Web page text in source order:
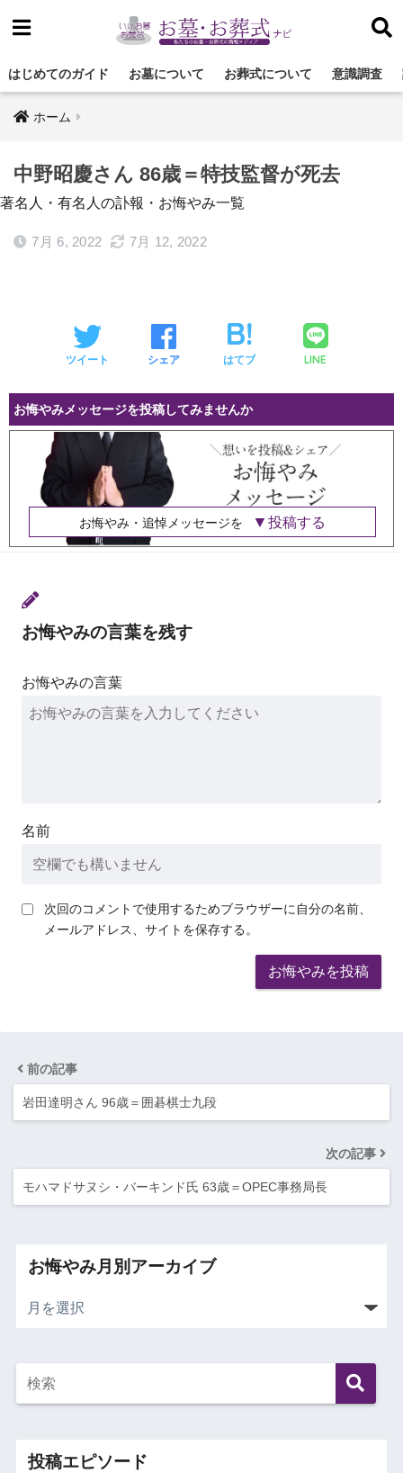
はじめてのガイド お墓について お葬式について 意識調査
ホーム
中野昭慶さん 86歳＝特技監督が死去
著名人・有名人の訃報・お悔やみ一覧
7月 6, 2022 7月 12, 2022
ツイート シェア はてブ LINE
お悔やみメッセージを投稿してみませんか
お悔やみ・追悼メッセージを 投稿する
お悔やみの言葉を残す
お悔やみの言葉
名前
次回のコメントで使用するためブラウザーに自分の名前、
メールアドレス、サイトを保存する。
前の記事
岩田達明さん 96歳＝囲碁棋士九段
次の記事
モハマドサヌシ・バーキンド氏 63歳＝OPEC事務局長
お悔やみ月別アーカイブ
投稿エピソード